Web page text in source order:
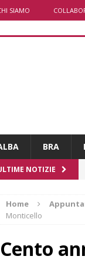
SIAMO
BRA
NOTIZIE
Home
Monticello
Cento